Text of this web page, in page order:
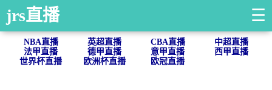
jrs直播 ☰
NBA直播 英超直播 CBA直播
中超直播
法甲直播
德甲直播 意甲直播
西甲直播
世界杯直播
欧洲杯直播 欧冠直播